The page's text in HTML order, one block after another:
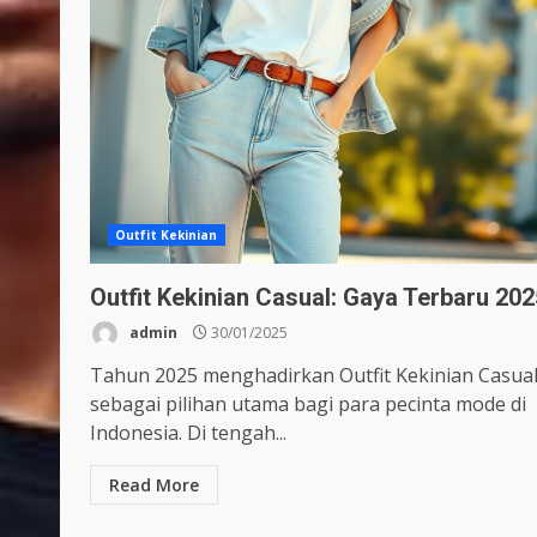
Outfit Kekinian
Outfit Kekinian Casual: Gaya Terbaru
admin 30/01/2025
Tahun 2025 menghadirkan Outfit Kekinian Casual
sebagai pilihan utama bagi para pecinta mode di
Indonesia. Di tengah...
Read More